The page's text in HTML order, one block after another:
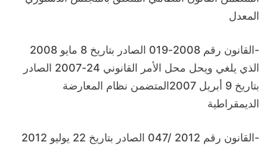
المعدل
-القانون رقم 2008-019 الصادر بتاريخ 8 مايو 2008
الذي يلغي ويحل محل الأمر القانوني 24-2007 الصادر
بتاريخ 9 أبريل 2007المتضمن نظام المعارضة
الديمقراطية
-القانون رقم 2012 /047 الصادر بتاريخ 22 يوليو 2012